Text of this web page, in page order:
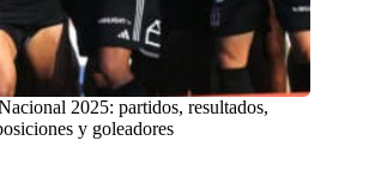
2025: partidos, resultados,
y goleadores